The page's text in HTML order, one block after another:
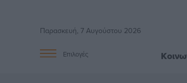
Παρασκευή, 7 Αυγούστου 2026
Επιλογές